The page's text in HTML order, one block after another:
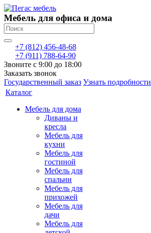
Мебель для офиса и дома
+7 (812) 456-48-68
+7 (911) 788-64-90
Звоните с 9:00 до 18:00
Заказать звонок
Государственный заказ Узнать подробности
Каталог
Мебель для дома
Диваны и
кресла
Мебель для
кухни
Мебель для
гостиной
Мебель для
спальни
Мебель для
прихожей
Мебель для
дачи
Мебель для